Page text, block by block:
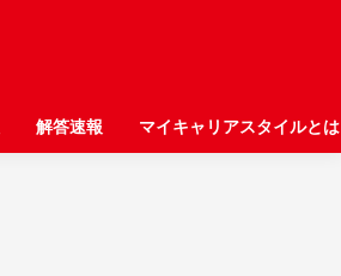
解答速報 マイキャリアスタイルとは
解答速報 マイキャリアスタイルとは